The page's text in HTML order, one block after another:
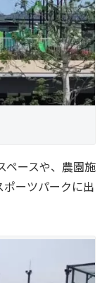
ペースや、農園施
ーツパークに出